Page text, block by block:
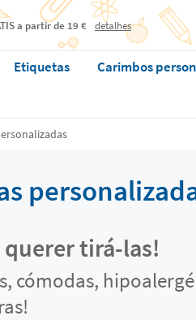
a partir de 19 € detalhes
Etiquetas Carimbos
querer tirá-las!
cómodas,